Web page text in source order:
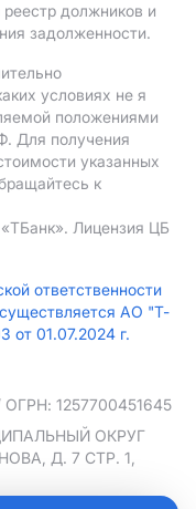
должников и
задолженности.
условиях не я
положениями
Для получения
указанных
к
Лицензия ЦБ
ответственности
АО "Т-
от 01.07.2024 г.
ОГРН: 1257700451645
ОКРУГ
Д. 7 СТР. 1,